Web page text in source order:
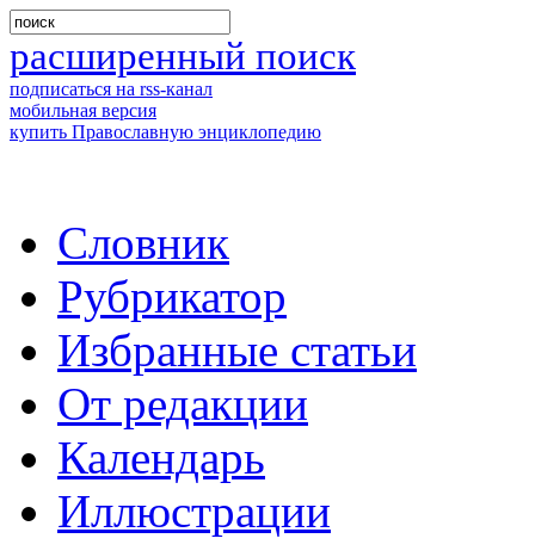
расширенный поиск
подписаться на rss-канал
мобильная версия
купить Православную энциклопедию
Словник
Рубрикатор
Избранные статьи
От редакции
Календарь
Иллюстрации